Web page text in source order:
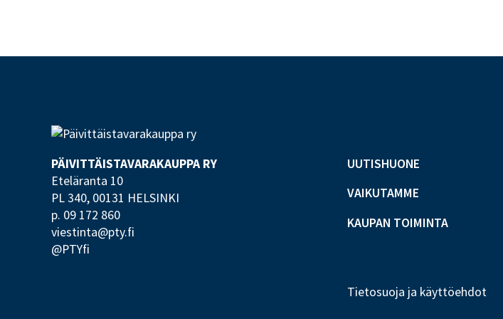
PÄIVITTÄISTAVARA­KAUPPA RY
Eteläranta 10
PL 340, 00131 HELSINKI
p. 09 172 860
viestinta@pty.fi
@PTYfi
UUTISHUONE
VAIKUTAMME
KAUPAN TOIMINTA
Tietosuoja ja käyttöehdot